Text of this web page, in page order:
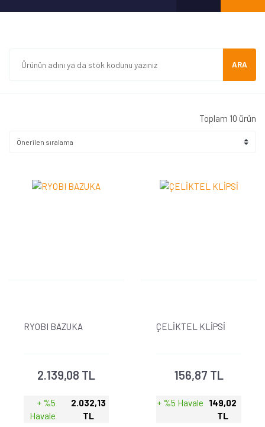
ARA
Toplam 10 ürün
RYOBI BAZUKA
2.139,08 TL
+ %5
Havale
2.032,13
TL
ÇELİKTEL KLİPSİ
156,87 TL
+ %5 Havale
149,02
TL